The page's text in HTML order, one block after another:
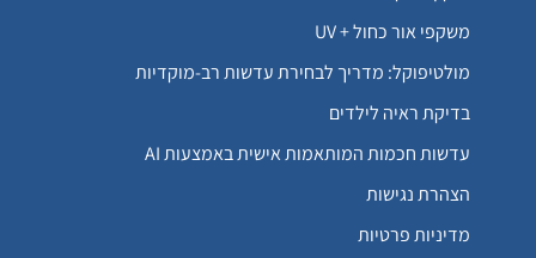
משקפי אור כחול + UV
מולטיפוקל: מדריך לבחירת עדשות רב-מוקדיות
בדיקת ראיה לילדים
עדשות חכמות המותאמות אישית באמצעות AI
הצהרת נגישות
מדיניות פרטיות